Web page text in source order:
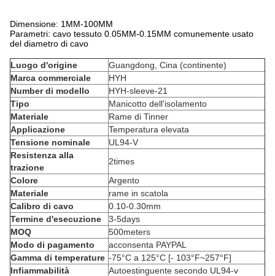
Dimensione: 1MM-100MM
Parametri: cavo tessuto 0.05MM-0.15MM comunemente usato
del diametro di cavo
Luogo d'origine
Guangdong, Cina (continente)
Marca commerciale
HYH
Number di modello
HYH-sleeve-21
Tipo
Manicotto dell'isolamento
Materiale
Rame di Tinner
Applicazione
Temperatura elevata
Tensione nominale
UL94-V
Resistenza alla
trazione
2times
Colore
Argento
Materiale
rame in scatola
Calibro di cavo
0.10-0.30mm
Termine d'esecuzione
3-5days
MOQ
500meters
Modo di pagamento
acconsenta PAYPAL
Gamma di temperature -75°C a 125°C [- 103°F~257°F]
Infiammabilità
Autoestinguente secondo UL94-v